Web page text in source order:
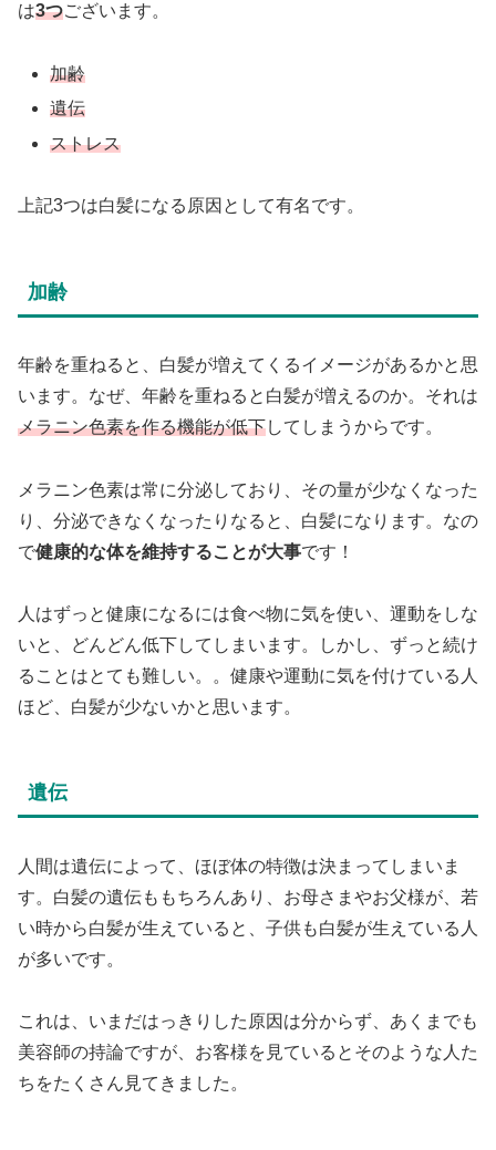
は3つございます。
加齢
遺伝
ストレス
上記3つは白髪になる原因として有名です。
加齢
年齢を重ねると、白髪が増えてくるイメージがあるかと思
います。なぜ、年齢を重ねると白髪が増えるのか。それは
メラニン色素を作る機能が低下してしまうからです。
メラニン色素は常に分泌しており、その量が少なくなった
り、分泌できなくなったりなると、白髪になります。なの
で健康的な体を維持することが大事です！
人はずっと健康になるには食べ物に気を使い、運動をしな
いと、どんどん低下してしまいます。しかし、ずっと続け
ることはとても難しい。。健康や運動に気を付けている人
ほど、白髪が少ないかと思います。
遺伝
人間は遺伝によって、ほぼ体の特徴は決まってしまいま
す。白髪の遺伝ももちろんあり、お母さまやお父様が、若
い時から白髪が生えていると、子供も白髪が生えている人
が多いです。
これは、いまだはっきりした原因は分からず、あくまでも
美容師の持論ですが、お客様を見ているとそのような人た
ちをたくさん見てきました。